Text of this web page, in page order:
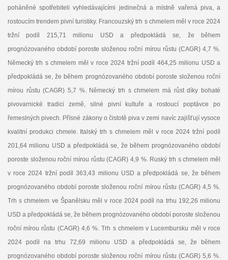
poháněné spotřebiteli vyhledávajícími jedinečná a místně vařená piva, a
rostoucím trendem pivní turistiky. Francouzský trh s chmelem měl v roce 2024
tržní podíl 215,71 milionu USD a předpokládá se, že během
prognózovaného období poroste složenou roční mírou růstu (CAGR) 4,7 %.
Německý trh s chmelem měl v roce 2024 tržní podíl 464,25 milionu USD a
předpokládá se, že během prognózovaného období poroste složenou roční
mírou růstu (CAGR) 5,7 %. Německý trh s chmelem má růst díky bohaté
pivovarnické tradici země, silné pivní kultuře a rostoucí poptávce po
řemeslných pivech. Přísné zákony o čistotě piva v zemi navíc zajišťují vysoce
kvalitní produkci chmele. Italský trh s chmelem měl v roce 2024 tržní podíl
201,64 milionu USD a předpokládá se, že během prognózovaného období
poroste složenou roční mírou růstu (CAGR) 4,9 %. Ruský trh s chmelem měl
v roce 2024 tržní podíl 363,43 milionu USD a předpokládá se, že během
prognózovaného období poroste složenou roční mírou růstu (CAGR) 4,5 %.
Trh s chmelem ve Španělsku měl v roce 2024 podíl na trhu 192,26 milionu
USD a předpokládá se, že během prognózovaného období poroste složenou
roční mírou růstu (CAGR) 4,6 %. Trh s chmelem v Lucembursku měl v roce
2024 podíl na trhu 72,69 milionu USD a předpokládá se, že během
prognózovaného období poroste složenou roční mírou růstu (CAGR) 5,6 %.